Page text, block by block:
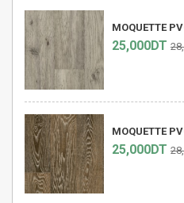
MOQUETTE
25,000DT
MOQUETTE
25,000DT